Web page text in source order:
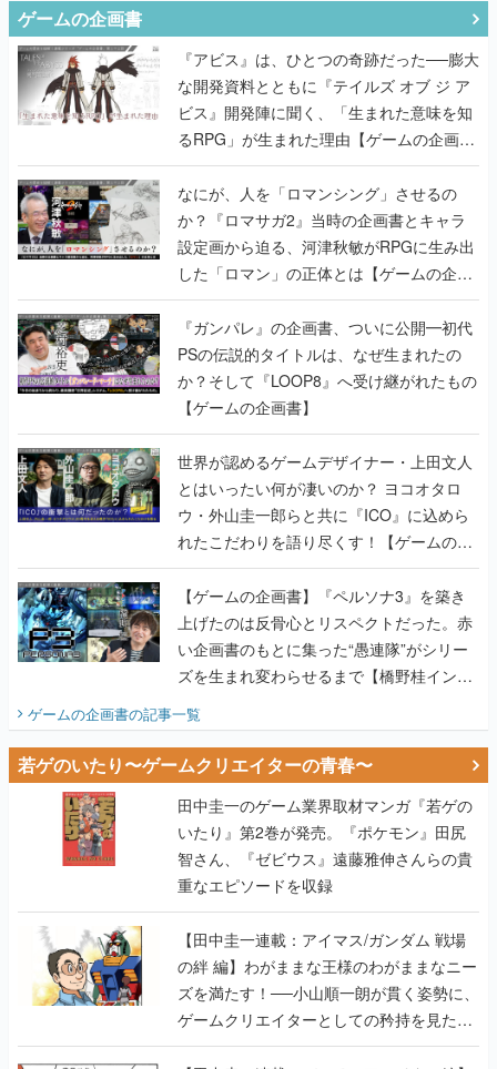
ゲームの企画書
『アビス』は、ひとつの奇跡だった──膨大
な開発資料とともに『テイルズ オブ ジ ア
ビス』開発陣に聞く、「生まれた意味を知
るRPG」が生まれた理由【ゲームの企画
書】
なにが、人を「ロマンシング」させるの
か？『ロマサガ2』当時の企画書とキャラ
設定画から迫る、河津秋敏がRPGに生み出
した「ロマン」の正体とは【ゲームの企画
書】
『ガンパレ』の企画書、ついに公開━初代
PSの伝説的タイトルは、なぜ生まれたの
か？そして『LOOP8』へ受け継がれたもの
【ゲームの企画書】
世界が認めるゲームデザイナー・上田文人
とはいったい何が凄いのか？ ヨコオタロ
ウ・外山圭一郎らと共に『ICO』に込めら
れたこだわりを語り尽くす！【ゲームの企
画書】
【ゲームの企画書】『ペルソナ3』を築き
上げたのは反骨心とリスペクトだった。赤
い企画書のもとに集った“愚連隊”がシリー
ズを生まれ変わらせるまで【橋野桂インタ
ゲームの企画書の記事一覧
若ゲのいたり〜ゲームクリエイターの青春〜
田中圭一のゲーム業界取材マンガ『若ゲの
いたり』第2巻が発売。『ポケモン』田尻
智さん、『ゼビウス』遠藤雅伸さんらの貴
重なエピソードを収録
【田中圭一連載：アイマス/ガンダム 戦場
の絆 編】わがままな王様のわがままなニー
ズを満たす！──小山順一朗が貫く姿勢に、
ゲームクリエイターとしての矜持を見た
【若ゲのいたり最終回】